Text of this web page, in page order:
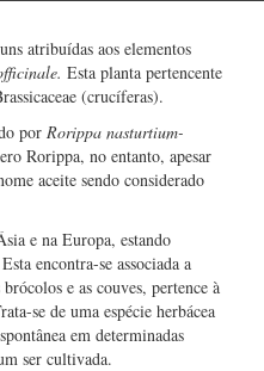
atribuídas aos elementos
Esta planta pertencente
(crucíferas).
por Rorippa nasturtium-
Rorippa, no entanto, apesar
aceite sendo considerado
e na Europa, estando
encontra-se associada a
e as couves, pertence à
se de uma espécie herbácea
em determinadas
ser cultivada.